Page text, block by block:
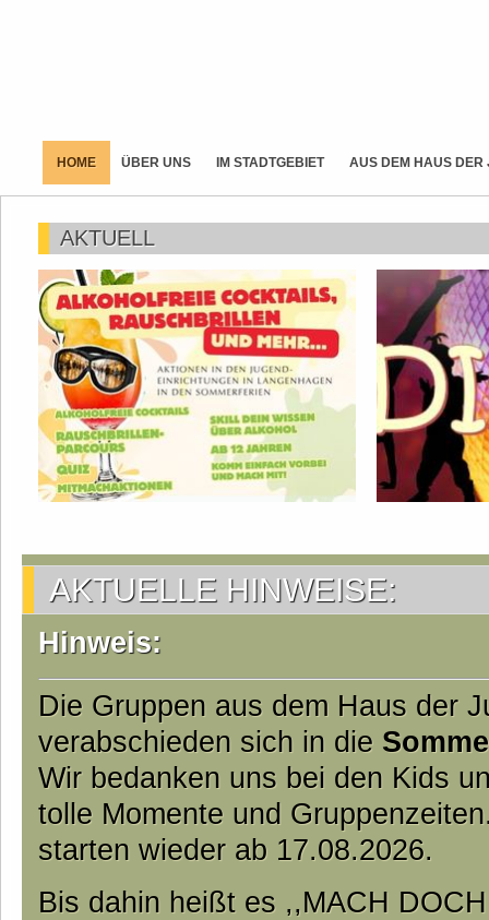
HOME ÜBER UNS IM STADTGEBIET AUS DEM HAUS DER
AKTUELL
AKTUELLE HINWEISE:
Hinweis:
Die Gruppen aus dem Haus der
verabschieden sich in die
Wir bedanken uns bei den Kids
tolle Momente und
starten wieder ab 17.08.2026.
Bis dahin heißt es ,,MACH